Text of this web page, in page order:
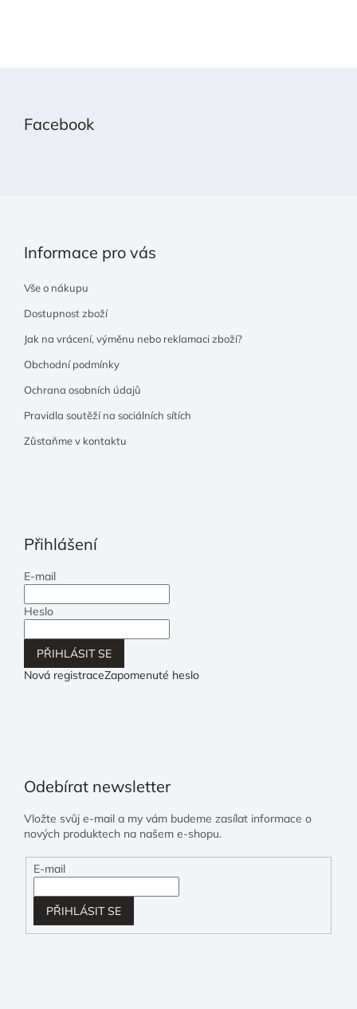
Facebook
Informace pro vás
Vše o nákupu
Dostupnost zboží
Jak na vrácení, výměnu nebo reklamaci zboží?
Obchodní podmínky
Ochrana osobních údajů
Pravidla soutěží na sociálních sítích
Zůstaňme v kontaktu
Přihlášení
E-mail
Heslo
PŘIHLÁSIT SE
Nová registraceZapomenuté heslo
Odebírat newsletter
Vložte svůj e-mail a my vám budeme zasílat informace o
nových produktech na našem e-shopu.
E-mail
PŘIHLÁSIT SE